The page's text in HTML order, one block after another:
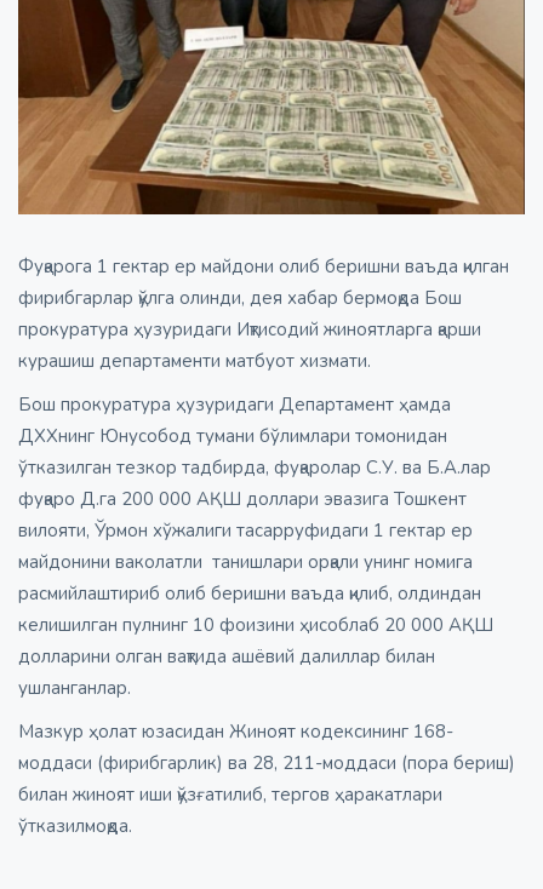
Фуқарога 1 гектар ер майдони олиб беришни ваъда қилган
фирибгарлар қўлга олинди, дея хабар бермоқда Бош
прокуратура ҳузуридаги Иқтисодий жиноятларга қарши
курашиш департаменти матбуот хизмати.
Бош прокуратура ҳузуридаги Департамент ҳамда
ДХХнинг Юнусобод тумани бўлимлари томонидан
ўтказилган тезкор тадбирда, фуқаролар С.У. ва Б.А.лар
фуқаро Д.га 200 000 АҚШ доллари эвазига Тошкент
вилояти, Ўрмон хўжалиги тасарруфидаги 1 гектар ер
майдонини ваколатли танишлари орқали унинг номига
расмийлаштириб олиб беришни ваъда қилиб, олдиндан
келишилган пулнинг 10 фоизини ҳисоблаб 20 000 АҚШ
долларини олган вақтида ашёвий далиллар билан
ушланганлар.
Мазкур ҳолат юзасидан Жиноят кодексининг 168-
моддаси (фирибгарлик) ва 28, 211-моддаси (пора бериш)
билан жиноят иши қўзғатилиб, тергов ҳаракатлари
ўтказилмоқда.